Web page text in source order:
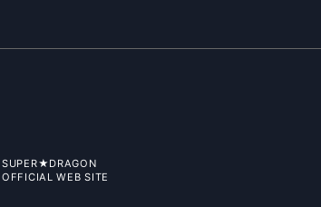
SUPER★DRAGON
OFFICIAL WEB SITE